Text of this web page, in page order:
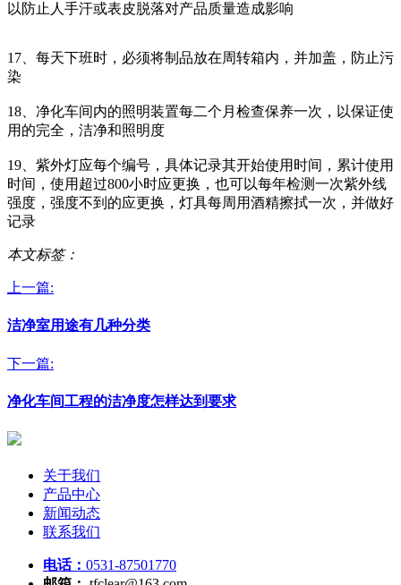
以防止人手汗或表皮脱落对产品质量造成影响
17、每天下班时，必须将制品放在周转箱内，并加盖，防止污
染
18、净化车间内的照明装置每二个月检查保养一次，以保证使
用的完全，洁净和照明度
19、紫外灯应每个编号，具体记录其开始使用时间，累计使用
时间，使用超过800小时应更换，也可以每年检测一次紫外线
强度，强度不到的应更换，灯具每周用酒精擦拭一次，并做好
记录
本文标签：
上一篇:
洁净室用途有几种分类
下一篇:
净化车间工程的洁净度怎样达到要求
关于我们
产品中心
新闻动态
联系我们
电话： 0531-87501770